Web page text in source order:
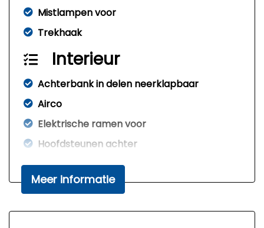
Mistlampen voor
Trekhaak
Interieur
Achterbank in delen neerklapbaar
Airco
Elektrische ramen voor
Hoofdsteunen achter
Stuur verstelbaar
Stuurbekrachtiging
Overige
Meer informatie